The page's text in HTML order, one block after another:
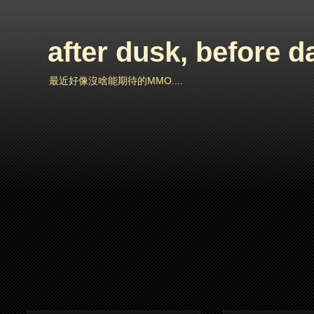
after dusk, before
最近好像沒啥能期待的MMO....